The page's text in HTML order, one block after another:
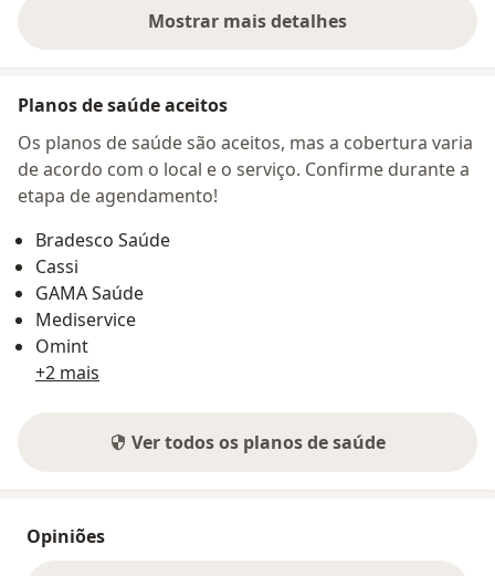
Mostrar mais detalhes
sobre o endereço
Planos de saúde aceitos
Os planos de saúde são aceitos, mas a cobertura varia
de acordo com o local e o serviço. Confirme durante a
etapa de agendamento!
Bradesco Saúde
Cassi
GAMA Saúde
Mediservice
Omint
+2 mais
Ver todos os planos de saúde
Opiniões